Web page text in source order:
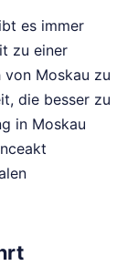
es immer
zu einer
von Moskau zu
die besser zu
in Moskau